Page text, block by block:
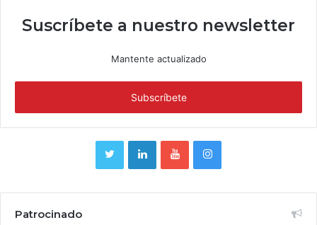
Suscríbete a nuestro newsletter
Mantente actualizado
Patrocinado